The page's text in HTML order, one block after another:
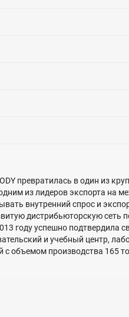
превратилась в один из
из лидеров экспорта на
внутренний спрос и
дистрибьюторскую сеть
году успешно подтвердила
и учебный центр,
объемом производства 165